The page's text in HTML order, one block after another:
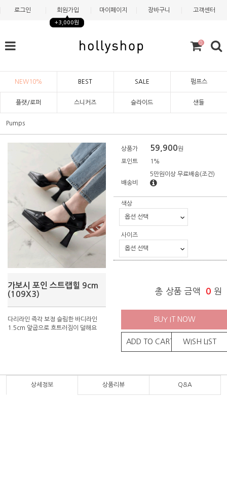
로그인 회원가입
+3,000원
마이페이지 장바구니 고객센터
0
NEW10% BEST SALE 펌프스
플랫/로퍼 스니커즈 슬라이드 샌들
Pumps
가보시 포인 스트랩힐 9cm
(109X3)
다리라인 즉각 보정 슬림한 바디라인
1.5cm 앞굽으로 흐트러짐이 덜해요
상품가 59,900원
포인트 1%
배송비
5만원이상 무료배송(조건)
색상
사이즈
총 상품 금액 0 원
BUY IT NOW
ADD TO CART WISH LIST
상세정보 상품리뷰 Q&A